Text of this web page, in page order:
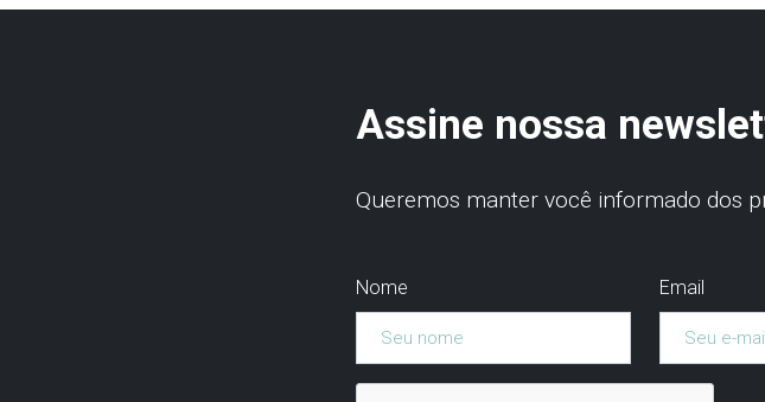
Assine nossa
Queremos manter você informado dos
Nome Email